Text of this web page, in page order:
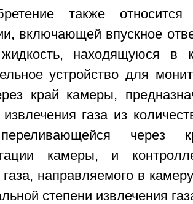
также
включающей впускное
находящуюся в
устройство для
край камеры,
извлечения газа из
через
камеры, и
газа, направляемого в
степени извлечения